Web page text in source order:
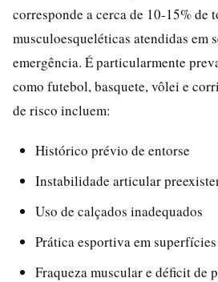
corresponde a cerca de 10-15% de
musculoesqueléticas atendidas em
emergência. É particularmente
como futebol, basquete, vôlei e
de risco incluem:
Histórico prévio de entorse
Instabilidade articular
Uso de calçados inadequados
Prática esportiva em
Fraqueza muscular e déficit de